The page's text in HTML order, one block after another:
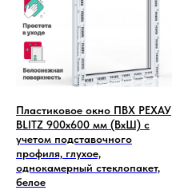
Пластиковое окно ПВХ РЕХАУ
BLITZ 900х600 мм (ВхШ) с
учетом подставочного
профиля, глухое,
однокамерный стеклопакет,
белое